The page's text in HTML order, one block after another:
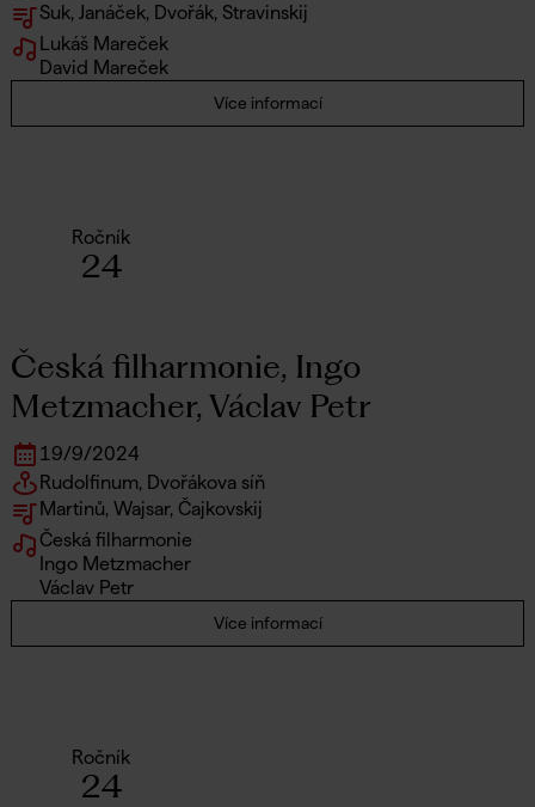
Suk, Janáček, Dvořák, Stravinskij
Lukáš Mareček
David Mareček
Více informací
Ročník
24
Česká filharmonie, Ingo
Metzmacher, Václav Petr
19/9/2024
Rudolfinum, Dvořákova síň
Martinů, Wajsar, Čajkovskij
Česká filharmonie
Ingo Metzmacher
Václav Petr
Více informací
Ročník
24